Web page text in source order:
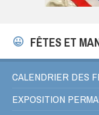
FÊTES ET
CALENDRIER DES
EXPOSITION